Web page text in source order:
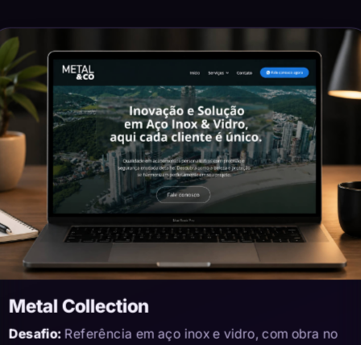
Metal Collection
Desafio:Referência em aço inox e vidro, com obra no